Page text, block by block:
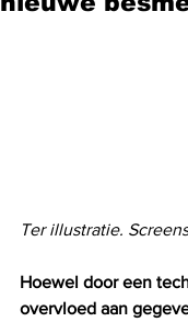
Ter illustratie.
Hoewel door een
overvloed aan